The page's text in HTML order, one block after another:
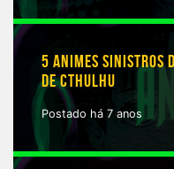
5 ANIMES SINISTROS
DE CTHULHU
Postado há 7 anos